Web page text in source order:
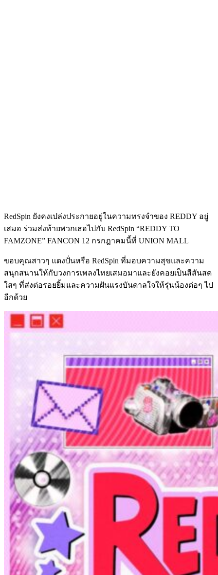
RedSpin ยังคงเปล่งประกายอยู่ในความทรงจำของ REDDY อยู่
เสมอ ร่วมส่งท้ายพวกเธอไปกับ RedSpin “REDDY TO
FAMZONE” FANCON 12 กรกฎาคมนี้ที่ UNION MALL
ขอบคุณสาวๆ แดงปั่นหรือ RedSpin ที่มอบความสุขและความ
สนุกสนานให้กับวงการเพลงไทยเสมอมาและยังคอยเป็นสีสันสด
ใสๆ ที่ส่งต่อรอยยิ้มและความฝันแรงบันดาลใจให้รุ่นน้องต่อๆ ไป
อีกด้วย